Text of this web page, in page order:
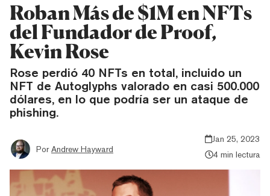
Roban Más de $1M en NFTs
del Fundador de Proof,
Kevin Rose
Rose perdió 40 NFTs en total, incluido un
NFT de Autoglyphs valorado en casi 500.000
dólares, en lo que podría ser un ataque de
phishing.
Por Andrew Hayward
Jan 25, 2023
4 min lectura